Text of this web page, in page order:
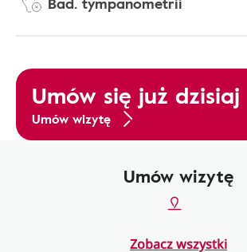
Umów się już dzisiaj
Umów wizytę
Umów wizytę
Zobacz wszystki